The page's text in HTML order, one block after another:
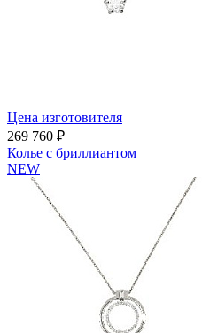
Цена изготовителя
269 760 ₽
Колье с бриллиантом
NEW